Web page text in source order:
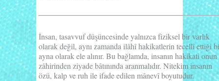
İnsan, tasavvuf düşüncesinde yalnızca fiziksel bir varlık
olarak değil, aynı zamanda ilâhî hakikatlerin tecellî ettiği
ayna olarak ele alınır. Bu bağlamda, insanın hakikati onun
zâhirinden ziyade bâtınında aranmalıdır. Nitekim insanın
özü, kalp ve ruh ile ifade edilen mânevî boyutudur.